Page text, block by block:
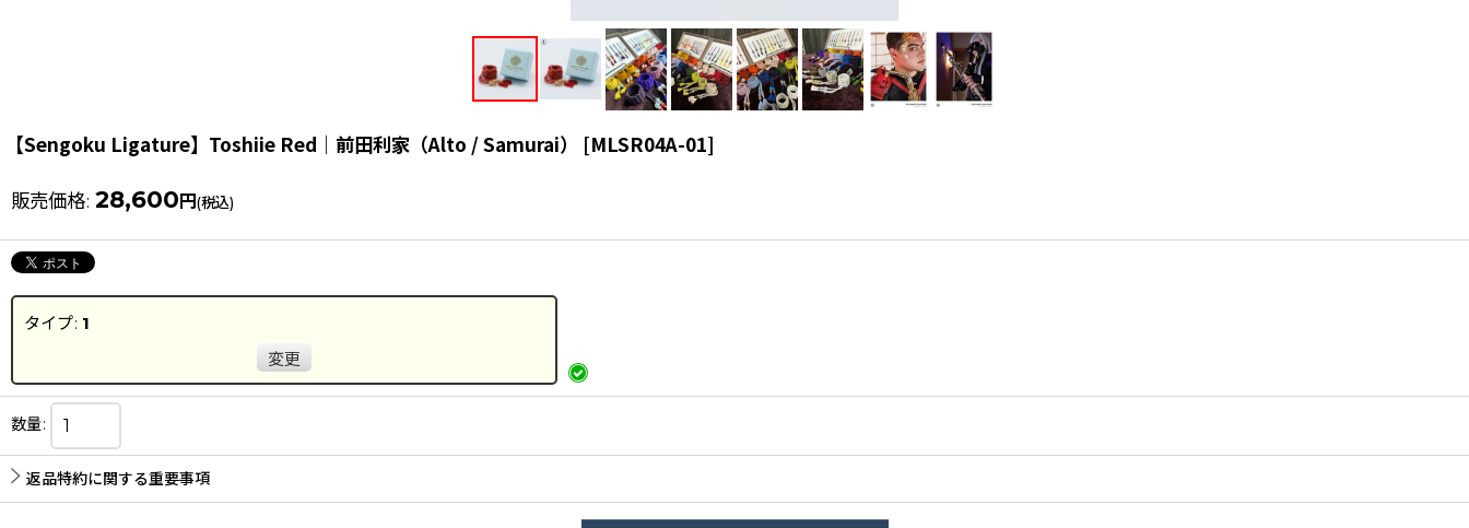
【Sengoku Ligature】Toshiie Red｜前田利家（Alto / Samurai） [MLSR04A-01]
販売価格: 28,600円(税込)
タイプ: 1
変更
数量:
返品特約に関する重要事項